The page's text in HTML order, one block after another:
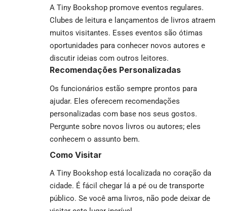
A Tiny Bookshop promove eventos regulares.
Clubes de leitura e lançamentos de livros atraem
muitos visitantes. Esses eventos são ótimas
oportunidades para conhecer novos autores e
discutir ideias com outros leitores.
Recomendações Personalizadas
Os funcionários estão sempre prontos para
ajudar. Eles oferecem recomendações
personalizadas com base nos seus gostos.
Pergunte sobre novos livros ou autores; eles
conhecem o assunto bem.
Como Visitar
A Tiny Bookshop está localizada no coração da
cidade. É fácil chegar lá a pé ou de transporte
público. Se você ama livros, não pode deixar de